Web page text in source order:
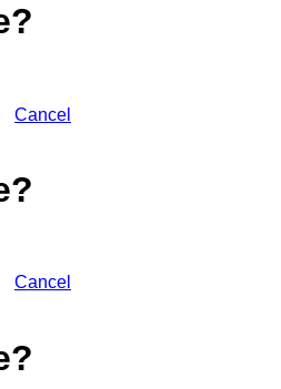
Cancel
Cancel